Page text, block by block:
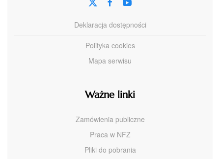
Deklaracja dostępności
Polityka cookies
Mapa serwisu
Ważne linki
Zamówienia publiczne
Praca w NFZ
Pliki do pobrania